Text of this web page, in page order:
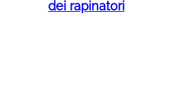
dei rapinatori